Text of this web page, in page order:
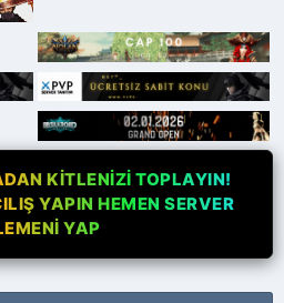
KİTLENİZİ TOPLAYIN!
YAPIN HEMEN SERVER
YAP